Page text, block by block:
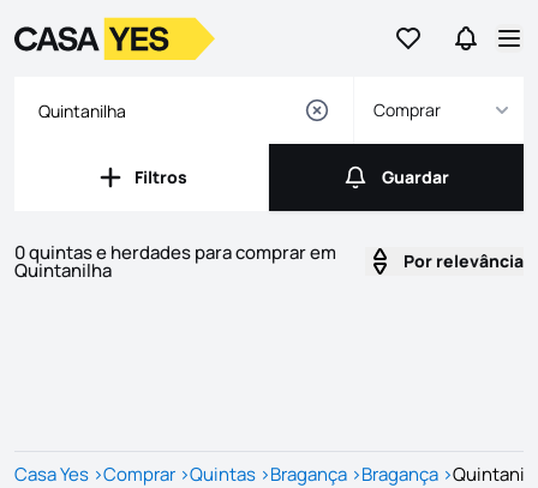
Ir para osIr para
LogoIr para a homepage
Comprar
Filtros
Filtros Guardar
Guardar
0 quintas e herdades para comprar em
Quintanilha Por relevância
Casa Yes >Comprar >Quintas >Bragança >Bragança >